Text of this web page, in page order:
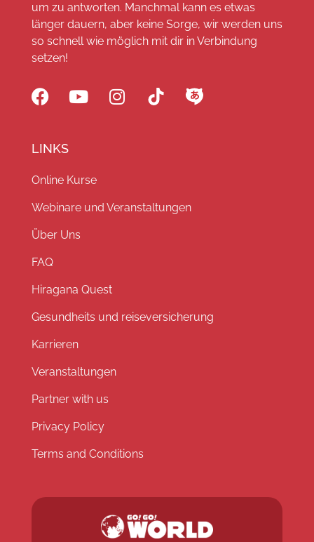
um zu antworten. Manchmal kann es etwas
länger dauern, aber keine Sorge, wir werden uns
so schnell wie möglich mit dir in Verbindung
setzen!
LINKS
Online Kurse
Webinare und Veranstaltungen
Über Uns
FAQ
Hiragana Quest
Gesundheits und reiseversicherung
Karrieren
Veranstaltungen
Partner with us
Privacy Policy
Terms and Conditions